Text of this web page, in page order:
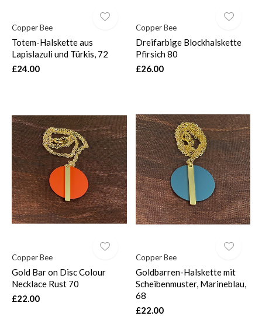
Copper Bee
Totem-Halskette aus
Lapislazuli und Türkis, 72
£24.00
Copper Bee
Dreifarbige Blockhalskette
Pfirsich 80
£26.00
Copper Bee
Gold Bar on Disc Colour
Necklace Rust 70
£22.00
Copper Bee
Goldbarren-Halskette mit
Scheibenmuster, Marineblau,
68
£22.00